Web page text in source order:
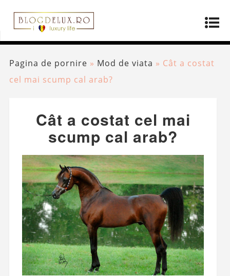
Pagina de pornire » Mod de viata » Cât a costat
cel mai scump cal arab?
Cât a costat cel mai
scump cal arab?